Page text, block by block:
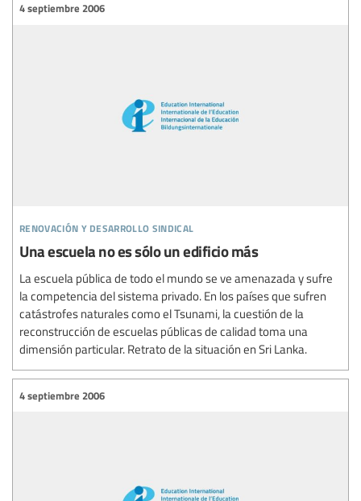
renovación y desarrollo sindical
4 septiembre 2006
Una escuela no es sólo un edificio más
La escuela pública de todo el mundo se ve amenazada y sufre
la competencia del sistema privado. En los países que sufren
catástrofes naturales como el Tsunami, la cuestión de la
reconstrucción de escuelas públicas de calidad toma una
dimensión particular. Retrato de la situación en Sri Lanka.
4 septiembre 2006